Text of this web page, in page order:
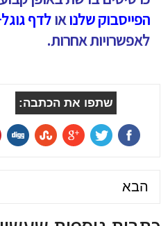
הפייסבוק שלנואולדף
לאפשרויות אחרות.
שתפו את הכתבה:
הבא